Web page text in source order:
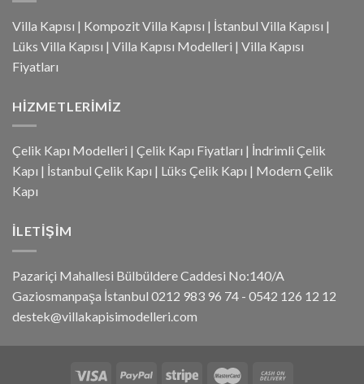
Villa Kapısı | Kompozit Villa Kapısı | İstanbul Villa Kapısı |
Lüks Villa Kapısı | Villa Kapısı Modelleri | Villa Kapısı
Fiyatları
HIZMETLERIMIZ
Çelik Kapı Modelleri | Çelik Kapı Fiyatları | İndrimli Çelik
Kapı | İstanbul Çelik Kapı | Lüks Çelik Kapı | Modern Çelik
Kapı
İLETIŞIM
Pazariçi Mahallesi Bülbüldere Caddesi No:140/A
Gaziosmanpaşa İstanbul 0212 983 96 74 - 0542 126 12 12
destek@villakapisimodelleri.com